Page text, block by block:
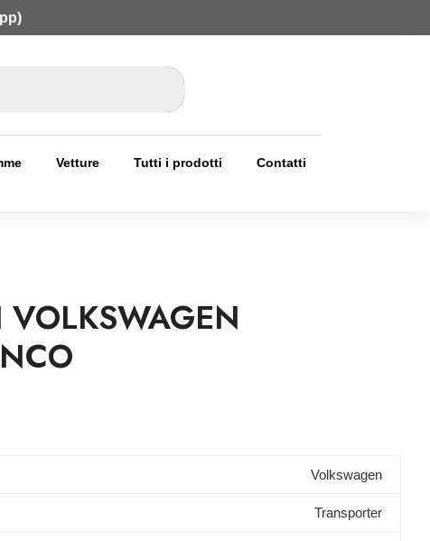
Vetture Tutti i prodotti Contatti
Volkswagen
Transporter